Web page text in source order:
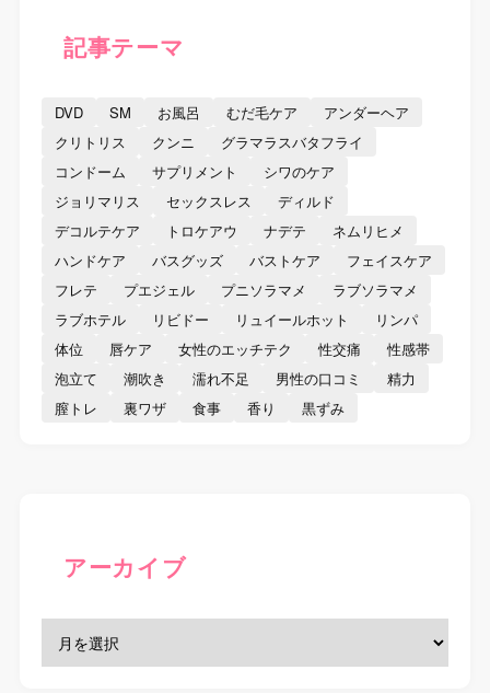
記事テーマ
DVD SM お風呂 むだ毛ケア
アンダーヘア
クリトリス
クンニ
グラマラスバタフライ
コンドーム
サプリメント
シワのケア
ジョリマリス
セックスレス
ディルド
デコルテケア
トロケアウ ナデテ
ネムリヒメ
ハンドケア
バスグッズ バストケア
フェイスケア
フレテ
プエジェル プニソラマメ
ラブソラマメ
ラブホテル
リビドー リュイールホット
リンパ
体位
唇ケア 女性のエッチテク 性交痛
性感帯
泡立て
潮吹き 濡れ不足 男性の口コミ
精力
膣トレ
裏ワザ 食事 香り 黒ずみ
アーカイブ